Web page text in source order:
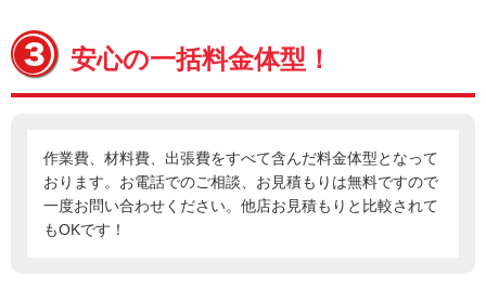
安心の一括料金体型！
作業費、材料費、出張費をすべて含んだ料金体型となって
おります。お電話でのご相談、お見積もりは無料ですので
一度お問い合わせください。他店お見積もりと比較されて
もOKです！